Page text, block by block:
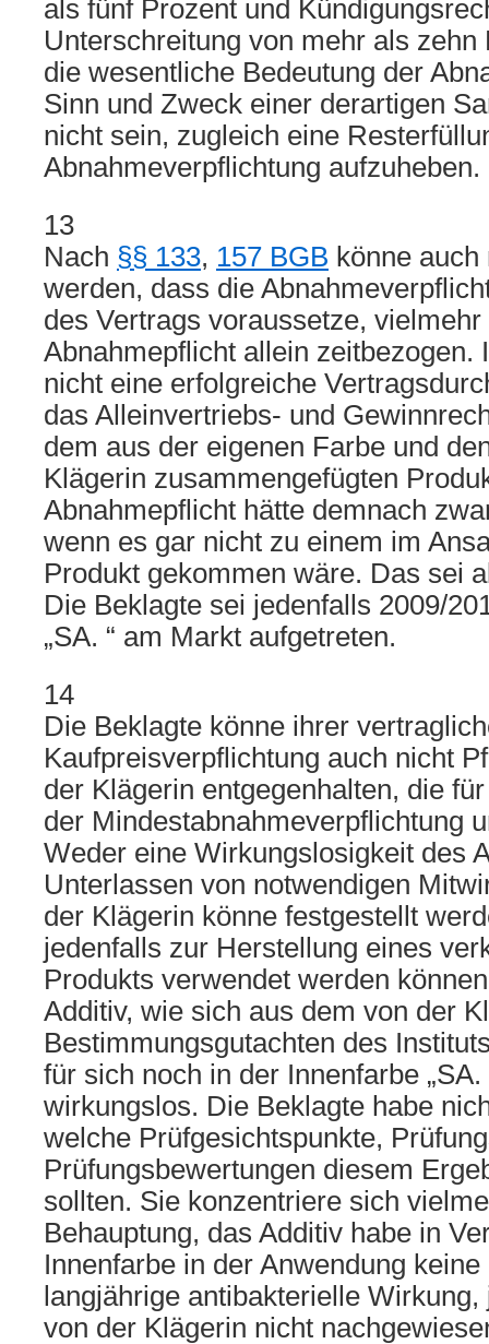
als fünf Prozent und
Unterschreitung von mehr als zehn
die wesentliche Bedeutung der
Sinn und Zweck einer derartigen
nicht sein, zugleich eine
Abnahmeverpflichtung aufzuheben.
13
Nach §§ 133, 157 BGB könne
werden, dass die
des Vertrags voraussetze, vielmehr
Abnahmepflicht allein zeitbezogen.
nicht eine erfolgreiche
das Alleinvertriebs- und
dem aus der eigenen Farbe und
Klägerin zusammengefügten
Abnahmepflicht hätte demnach
wenn es gar nicht zu einem im
Produkt gekommen wäre. Das sei
Die Beklagte sei jedenfalls 2009/
„SA. “ am Markt aufgetreten.
14
Die Beklagte könne ihrer
Kaufpreisverpflichtung auch nicht
der Klägerin entgegenhalten, die
der Mindestabnahmeverpflichtung
Weder eine Wirkungslosigkeit des
Unterlassen von notwendigen
der Klägerin könne festgestellt
jedenfalls zur Herstellung eines
Produkts verwendet werden
Additiv, wie sich aus dem von der
Bestimmungsgutachten des
für sich noch in der Innenfarbe
wirkungslos. Die Beklagte habe
welche Prüfgesichtspunkte,
Prüfungsbewertungen diesem
sollten. Sie konzentriere sich
Behauptung, das Additiv habe in
Innenfarbe in der Anwendung
langjährige antibakterielle
von der Klägerin nicht